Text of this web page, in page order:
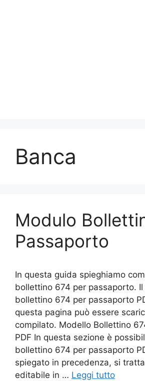
Banca
Modulo
Passaporto
In questa guida spieghiamo
bollettino 674 per passaporto.
bollettino 674 per passaporto
questa pagina può essere
compilato. Modello Bollettino
PDF In questa sezione è
bollettino 674 per passaporto
spiegato in precedenza, si
editabile in … Leggi tutto